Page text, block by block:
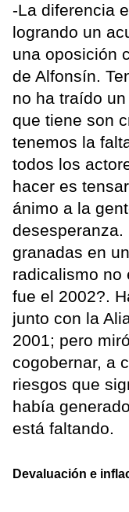
-La diferencia
logrando un
una oposición
de Alfonsín.
no ha traído
que tiene son
tenemos la
todos los
hacer es
ánimo a la
desesperanza.
granadas en
radicalismo no
fue el 2002?.
junto con la
2001; pero
cogobernar, a
riesgos que
había
está faltando.
Devaluación e